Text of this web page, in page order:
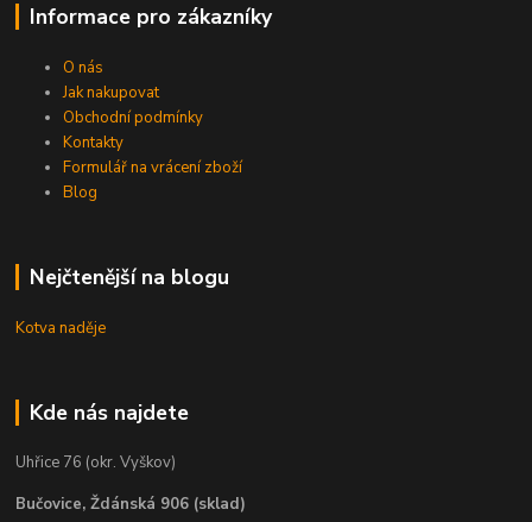
Informace pro zákazníky
O nás
Jak nakupovat
Obchodní podmínky
Kontakty
Formulář na vrácení zboží
Blog
Nejčtenější na blogu
Kotva naděje
Kde nás najdete
Uhřice 76 (okr. Vyškov)
Bučovice, Ždánská 906 (sklad)